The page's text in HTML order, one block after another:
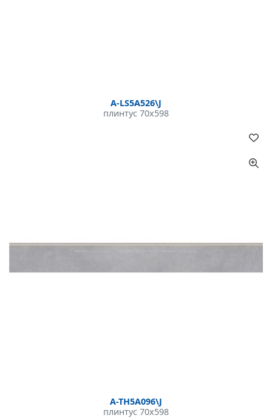
A-LS5A526\J
плинтус 70x598
A-TH5A096\J
плинтус 70x598